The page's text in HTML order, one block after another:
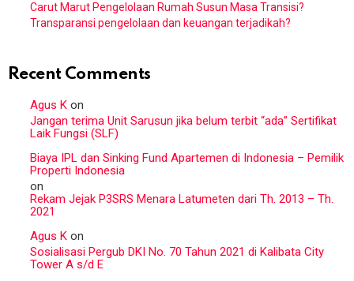
Carut Marut Pengelolaan Rumah Susun Masa Transisi?
Transparansi pengelolaan dan keuangan terjadikah?
Recent Comments
Agus K on
Jangan terima Unit Sarusun jika belum terbit “ada” Sertifikat
Laik Fungsi (SLF)
Biaya IPL dan Sinking Fund Apartemen di Indonesia – Pemilik
Properti Indonesia
on
Rekam Jejak P3SRS Menara Latumeten dari Th. 2013 – Th.
2021
Agus K on
Sosialisasi Pergub DKI No. 70 Tahun 2021 di Kalibata City
Tower A s/d E